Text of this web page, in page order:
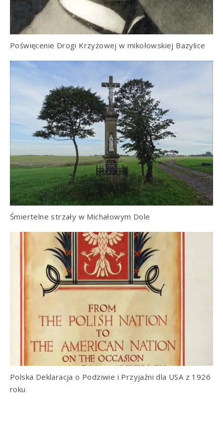
Poświęcenie Drogi Krzyżowej w mikołowskiej Bazylice
Śmiertelne strzały w Michałowym Dole
Polska Deklaracja o Podziwie i Przyjaźni dla USA z 1926
roku